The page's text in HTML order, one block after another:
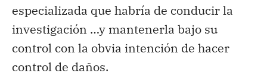
especializada que habría de conducir la
investigación …y mantenerla bajo su
control con la obvia intención de hacer
control de daños.